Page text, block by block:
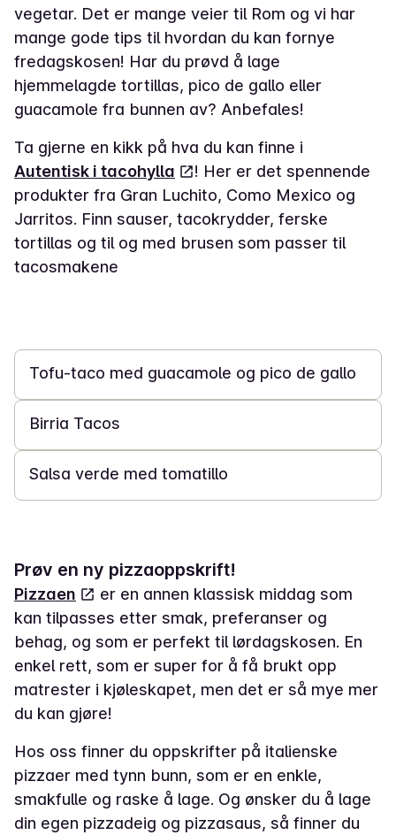
vegetar. Det er mange veier til Rom og vi har
mange gode tips til hvordan du kan fornye
fredagskosen! Har du prøvd å lage
hjemmelagde tortillas, pico de gallo eller
guacamole fra bunnen av? Anbefales!
Ta gjerne en kikk på hva du kan finne i
Autentisk i tacohylla
! Her er det spennende
produkter fra Gran Luchito, Como Mexico og
Jarritos. Finn sauser, tacokrydder, ferske
tortillas og til og med brusen som passer til
tacosmakene
Tofu-taco med guacamole og pico de gallo
4 t 30 min
Birria Tacos
25 min
Salsa verde med tomatillo
Prøv en ny pizzaoppskrift!
Pizzaen
er en annen klassisk middag som
kan tilpasses etter smak, preferanser og
behag, og som er perfekt til lørdagskosen. En
enkel rett, som er super for å få brukt opp
matrester i kjøleskapet, men det er så mye mer
du kan gjøre!
Hos oss finner du oppskrifter på italienske
pizzaer med tynn bunn, som er en enkle,
smakfulle og raske å lage. Og ønsker du å lage
din egen pizzadeig og pizzasaus, så finner du